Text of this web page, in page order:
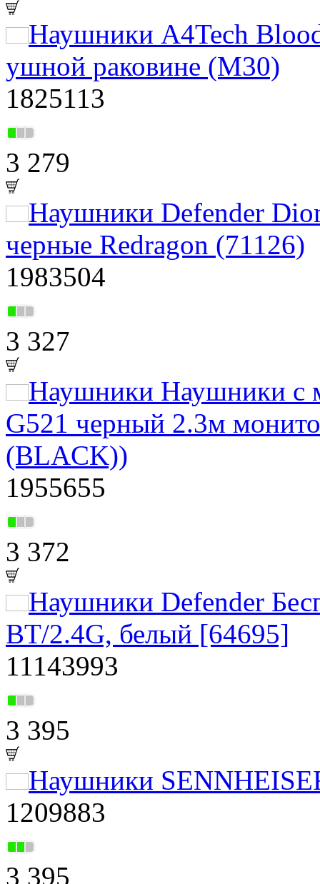
Наушники A4Tech
ушной раковине (M30)
1825113
3 279
Наушники Defender
черные Redragon (71126)
1983504
3 327
Наушники Наушники с
G521 черный 2.3м
(BLACK))
1955655
3 372
Наушники Defender
BT/2.4G, белый [64695]
11143993
3 395
Наушники
1209883
3 395